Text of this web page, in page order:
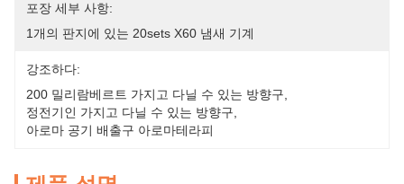
포장 세부 사항:
1개의 판지에 있는 20sets X60 냄새 기계
강조하다:
200 밀리람베르트 가지고 다닐 수 있는 방향구
정전기인 가지고 다닐 수 있는 방향구
아로마 공기 배출구 아로마테라피